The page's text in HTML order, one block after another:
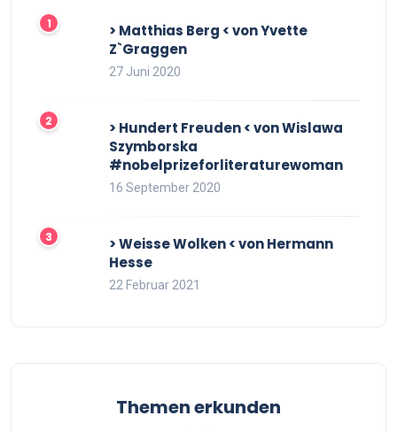
> Matthias Berg < von Yvette
Z`Graggen
27 Juni 2020
> Hundert Freuden < von Wislawa
Szymborska
#nobelprizeforliteraturewoman
16 September 2020
> Weisse Wolken < von Hermann
Hesse
22 Februar 2021
Themen erkunden